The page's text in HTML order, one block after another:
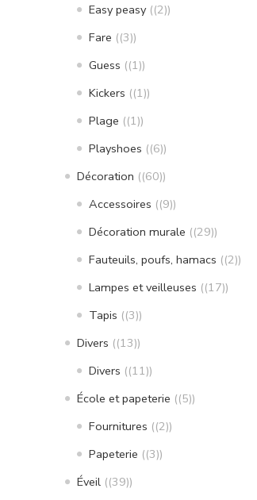
Easy peasy (2)
Fare (3)
Guess (1)
Kickers (1)
Plage (1)
Playshoes (6)
Décoration (60)
Accessoires (9)
Décoration murale (29)
Fauteuils, poufs, hamacs (2)
Lampes et veilleuses (17)
Tapis (3)
Divers (13)
Divers (11)
École et papeterie (5)
Fournitures (2)
Papeterie (3)
Éveil (39)